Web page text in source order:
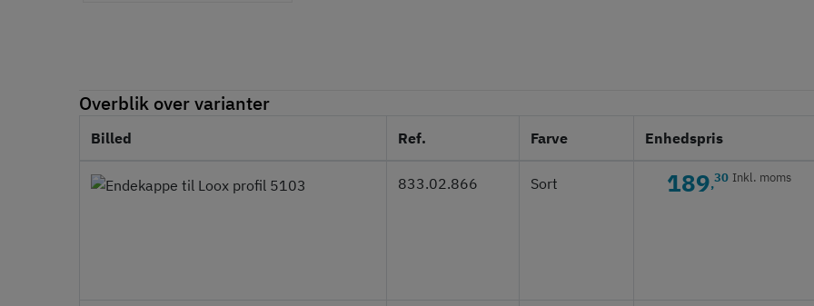
Overblik over varianter
Billed Ref. Farve Enhedspris
833.02.866 Sort 189,30 Inkl. moms